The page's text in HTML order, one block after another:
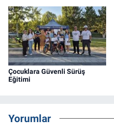
Çocuklara Güvenli Sürüş
Eğitimi
Yorumlar